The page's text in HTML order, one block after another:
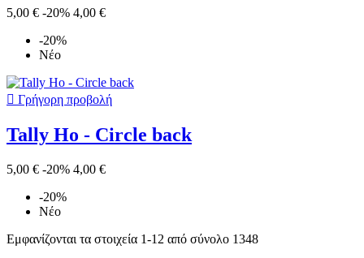
5,00 € -20% 4,00 €
-20%
Νέο
 Γρήγορη προβολή
Tally Ho - Circle back
5,00 € -20% 4,00 €
-20%
Νέο
Εμφανίζονται τα στοιχεία 1-12 από σύνολο 1348